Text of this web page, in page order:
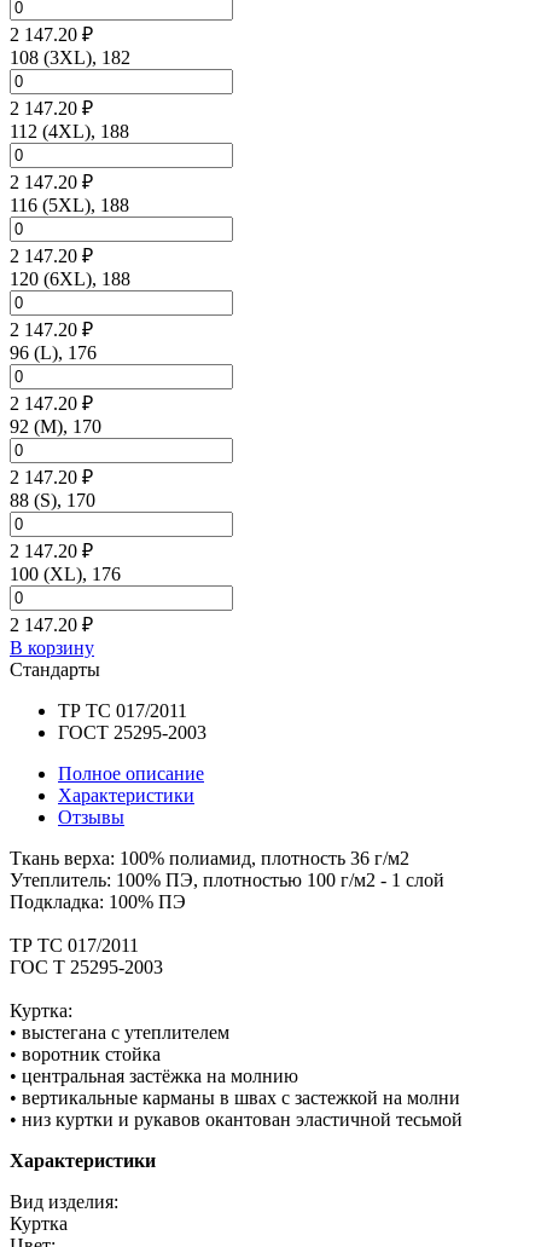
2 147.20 ₽
108 (3XL), 182
2 147.20 ₽
112 (4XL), 188
2 147.20 ₽
116 (5XL), 188
2 147.20 ₽
120 (6XL), 188
2 147.20 ₽
96 (L), 176
2 147.20 ₽
92 (M), 170
2 147.20 ₽
88 (S), 170
2 147.20 ₽
100 (XL), 176
2 147.20 ₽
В корзину
Стандарты
ТР ТС 017/2011
ГОСТ 25295-2003
Полное описание
Характеристики
Отзывы
Ткань верха: 100% полиамид, плотность 36 г/м2
Утеплитель: 100% ПЭ, плотностью 100 г/м2 - 1 слой
Подкладка: 100% ПЭ
ТР ТС 017/2011
ГОС Т 25295-2003
Куртка:
• выстегана с утеплителем
• воротник стойка
• центральная застёжка на молнию
• вертикальные карманы в швах с застежкой на молни
• низ куртки и рукавов окантован эластичной тесьмой
Характеристики
Вид изделия:
Куртка